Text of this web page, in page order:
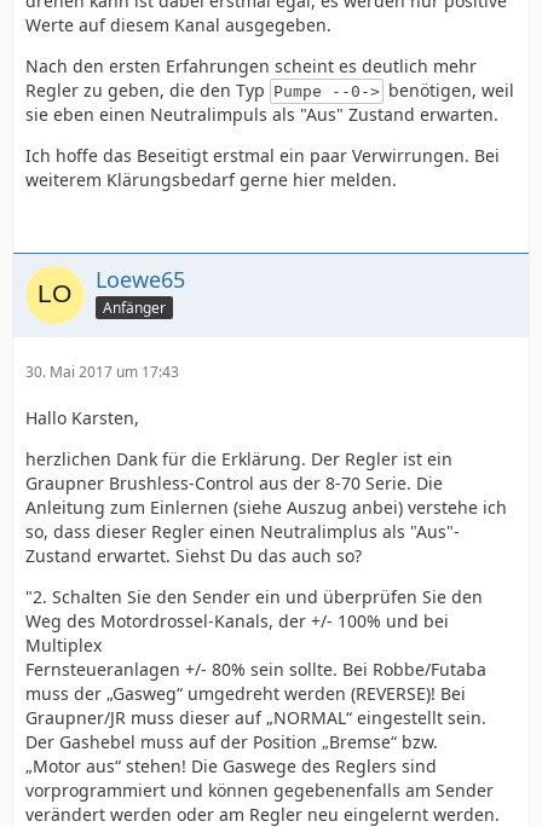
Werte auf diesem Kanal ausgegeben.
Nach den ersten Erfahrungen scheint es deutlich mehr
Regler zu geben, die den Typ Pumpe --0-> benötigen, weil
sie eben einen Neutralimpuls als "Aus" Zustand erwarten.
Ich hoffe das Beseitigt erstmal ein paar Verwirrungen. Bei
weiterem Klärungsbedarf gerne hier melden.
Loewe65
Anfänger
30. Mai 2017 um 17:43
Hallo Karsten,
herzlichen Dank für die Erklärung. Der Regler ist ein
Graupner Brushless-Control aus der 8-70 Serie. Die
Anleitung zum Einlernen (siehe Auszug anbei) verstehe ich
so, dass dieser Regler einen Neutralimplus als "Aus"-
Zustand erwartet. Siehst Du das auch so?
"2. Schalten Sie den Sender ein und überprüfen Sie den
Weg des Motordrossel-Kanals, der +/- 100% und bei
Multiplex
Fernsteueranlagen +/- 80% sein sollte. Bei Robbe/Futaba
muss der „Gasweg“ umgedreht werden (REVERSE)! Bei
Graupner/JR muss dieser auf „NORMAL“ eingestellt sein.
Der Gashebel muss auf der Position „Bremse“ bzw.
„Motor aus“ stehen! Die Gaswege des Reglers sind
vorprogrammiert und können gegebenenfalls am Sender
verändert werden oder am Regler neu eingelernt werden.